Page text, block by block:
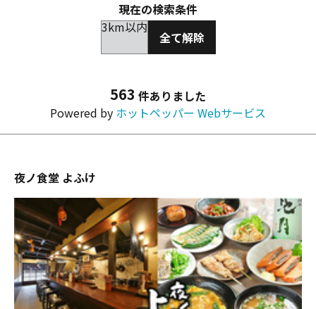
現在の検索条件
3km以内
全て解除
563 件ありました
Powered by ホットペッパー Webサービス
夜ノ食堂 よふけ